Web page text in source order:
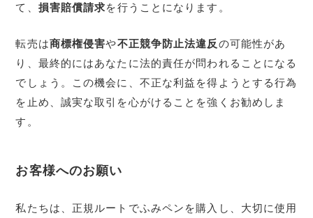
て、 損害賠償請求を行うことになります。
転売は商標権侵害や不正競争防止法違反の可能性があ
り、最終的にはあなたに法的責任が問われることになる
でしょう。この機会に、不正な利益を得ようとする行為
を止め、誠実な取引を心がけることを強くお勧めしま
す。
お客様へのお願い
私たちは、正規ルートでふみペンを購入し、大切に使用